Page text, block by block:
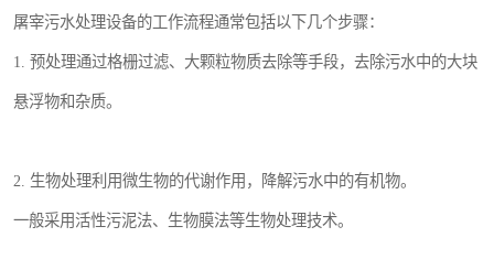
屠宰污水处理设备的工作流程通常包括以下几个步骤：
1. 预处理通过格栅过滤、大颗粒物质去除等手段，去除污水中的大块
悬浮物和杂质。
2. 生物处理利用微生物的代谢作用，降解污水中的有机物。
一般采用活性污泥法、生物膜法等生物处理技术。